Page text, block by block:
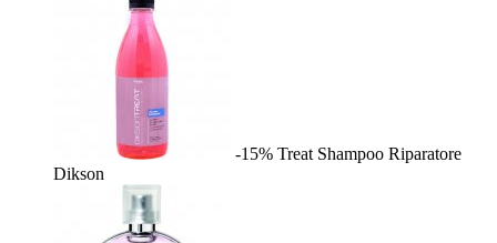
-15% Treat Shampoo Riparatore
Dikson